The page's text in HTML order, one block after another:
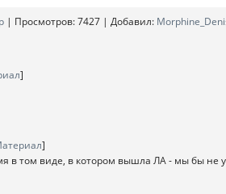
| Просмотров: 7427 | Добавил:
]
]
в том виде, в котором вышла ЛА - мы бы